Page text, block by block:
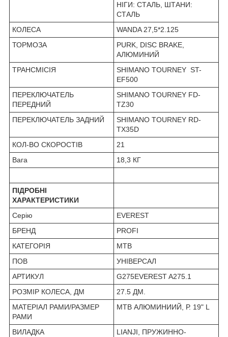
НІГИ: СТАЛЬ, ШТАНИ:
СТАЛЬ
КОЛЕСА
WANDA 27,5*2.125
ТОРМОЗА
PURK, DISC BRAKE,
АЛЮМИНИЙ
ТРАНСМІСІЯ
SHIMANO TOURNEY ST-
EF500
ПЕРЕКЛЮЧАТЕЛЬ
ПЕРЕДНИЙ
SHIMANO TOURNEY FD-
TZ30
ПЕРЕКЛЮЧАТЕЛЬ ЗАДНИЙ
SHIMANO TOURNEY RD-
TX35D
КОЛ-ВО СКОРОСТІВ
21
Вага
18,3 КГ
ПІДРОБНІ
ХАРАКТЕРИСТИКИ
Серію
EVEREST
БРЕНД
PROFI
КАТЕГОРІЯ
MTB
ПОВ
УНІВЕРСАЛ
АРТИКУЛ
G275EVEREST A275.1
РОЗМІР КОЛЕСА, ДМ
27.5 ДМ.
МАТЕРІАЛ РАМИ/РАЗМЕР
РАМИ
MTB АЛЮМИНИИЙ, Р. 19" L
ВИЛАДКА
LIANJI, ПРУЖИННО-